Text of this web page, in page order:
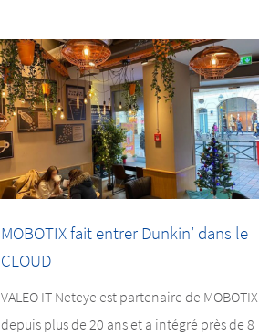
MOBOTIX fait entrer Dunkin’ dans le
CLOUD
VALEO IT Neteye est partenaire de MOBOTIX
depuis plus de 20 ans et a intégré près de 8